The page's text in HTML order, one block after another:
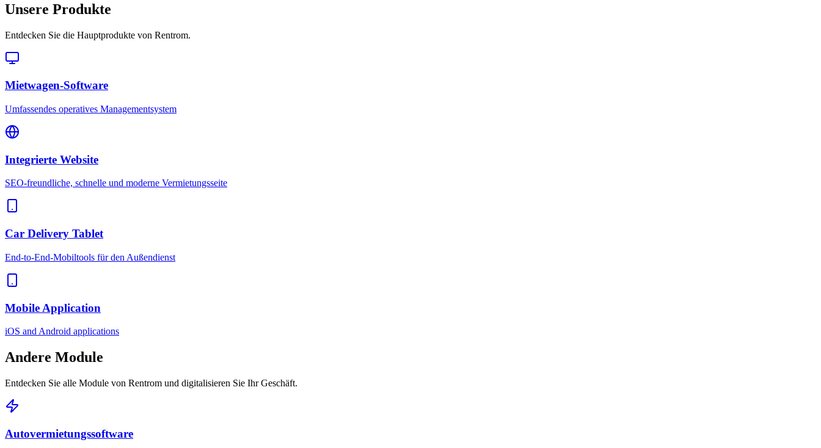
Unsere Produkte
Entdecken Sie die Hauptprodukte von Rentrom.
Mietwagen-Software
Umfassendes operatives Managementsystem
Integrierte Website
SEO-freundliche, schnelle und moderne Vermietungsseite
Car Delivery Tablet
End-to-End-Mobiltools für den Außendienst
Mobile Application
iOS and Android applications
Andere Module
Entdecken Sie alle Module von Rentrom und digitalisieren Sie Ihr Geschäft.
Autovermietungssoftware